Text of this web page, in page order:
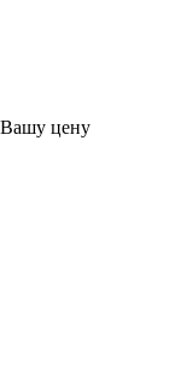
Вашу цену